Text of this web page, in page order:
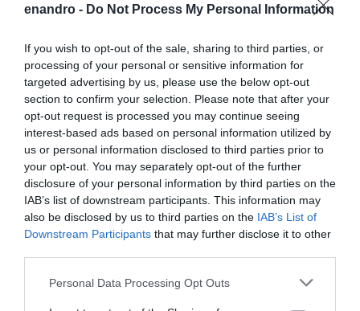
enandro - Do Not Process My Personal Information
If you wish to opt-out of the sale, sharing to third parties, or
processing of your personal or sensitive information for
targeted advertising by us, please use the below opt-out
section to confirm your selection. Please note that after your
opt-out request is processed you may continue seeing
interest-based ads based on personal information utilized by
us or personal information disclosed to third parties prior to
your opt-out. You may separately opt-out of the further
disclosure of your personal information by third parties on the
IAB’s list of downstream participants. This information may
also be disclosed by us to third parties on the IAB’s List of
Downstream Participants that may further disclose it to other
Please note that this website/app uses one or more Google
Personal Data Processing Opt Outs
σημειώνονται με*